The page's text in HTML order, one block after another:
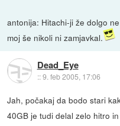
antonija: Hitachi-ji že dolgo
moj še nikoli ni zamjavkal.
Dead_Eye
::9. feb 2005, 17:06
Jah, počakaj da bodo stari
40GB je tudi delal zelo hitro